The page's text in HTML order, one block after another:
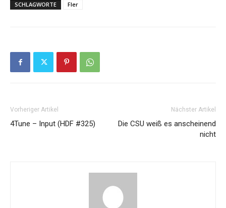
SCHLAGWORTE Fler
Vorheriger Artikel
4Tune – Input (HDF #325)
Nächster Artikel
Die CSU weiß es anscheinend
nicht